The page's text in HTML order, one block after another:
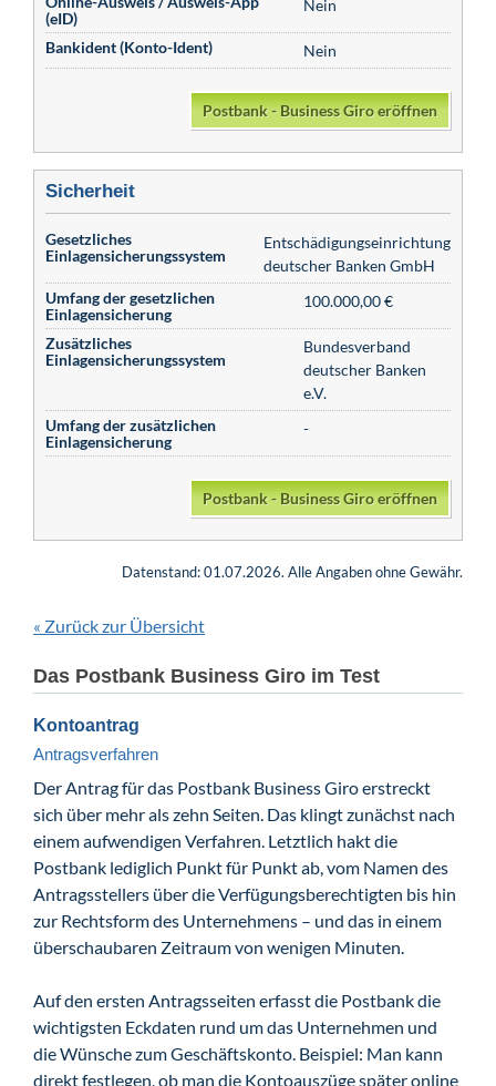
(eID)
Nein
Bankident (Konto-Ident) Nein
Postbank - Business Giro eröffnen
Sicherheit
Gesetzliches
Einlagensicherungssystem
Entschädigungseinrichtung
deutscher Banken GmbH
Umfang der gesetzlichen
Einlagensicherung
100.000,00 €
Zusätzliches
Einlagensicherungssystem
Bundesverband
deutscher Banken
e.V.
Umfang der zusätzlichen
Einlagensicherung
-
Postbank - Business Giro eröffnen
Datenstand: 01.07.2026. Alle Angaben ohne Gewähr.
« Zurück zur Übersicht
Das Postbank Business Giro im Test
Kontoantrag
Antragsverfahren
Der Antrag für das Postbank Business Giro erstreckt
sich über mehr als zehn Seiten. Das klingt zunächst nach
einem aufwendigen Verfahren. Letztlich hakt die
Postbank lediglich Punkt für Punkt ab, vom Namen des
Antragsstellers über die Verfügungsberechtigten bis hin
zur Rechtsform des Unternehmens – und das in einem
überschaubaren Zeitraum von wenigen Minuten.
Auf den ersten Antragsseiten erfasst die Postbank die
wichtigsten Eckdaten rund um das Unternehmen und
die Wünsche zum Geschäftskonto. Beispiel: Man kann
direkt festlegen, ob man die Kontoauszüge später online